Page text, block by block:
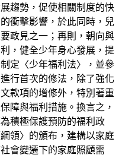
趨勢，促使相關制度的快
衝擊影響，於此同時，兒
政見之一；再則，朝向與
，健全少年身心發展，提
定〈少年福利法〉，並參
行首次的修法，除了強化
款項的增修外，特別著重
障與福利措施。換言之，
積極保護預防的福利政
領〉的頒布，建構以家庭
會變遷下的家庭照顧需